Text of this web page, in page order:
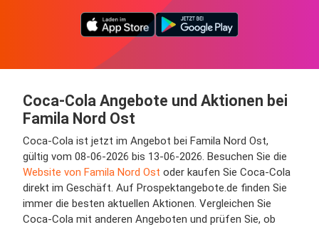
Coca-Cola Angebote und Aktionen bei
Famila Nord Ost
Coca-Cola ist jetzt im Angebot bei Famila Nord Ost,
gültig vom 08-06-2026 bis 13-06-2026. Besuchen Sie die
Website von Famila Nord Ost oder kaufen Sie Coca-Cola
direkt im Geschäft. Auf Prospektangebote.de finden Sie
immer die besten aktuellen Aktionen. Vergleichen Sie
Coca-Cola mit anderen Angeboten und prüfen Sie, ob